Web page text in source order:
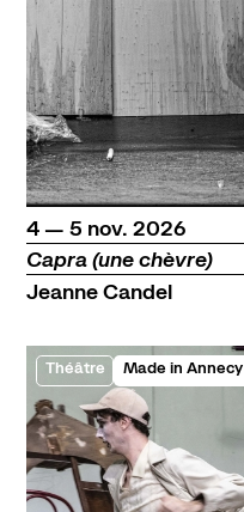
du
4 — au
5 novembre
nov. 2026
Capra (une chèvre)
Jeanne Candel
Théâtre Made in Annecy